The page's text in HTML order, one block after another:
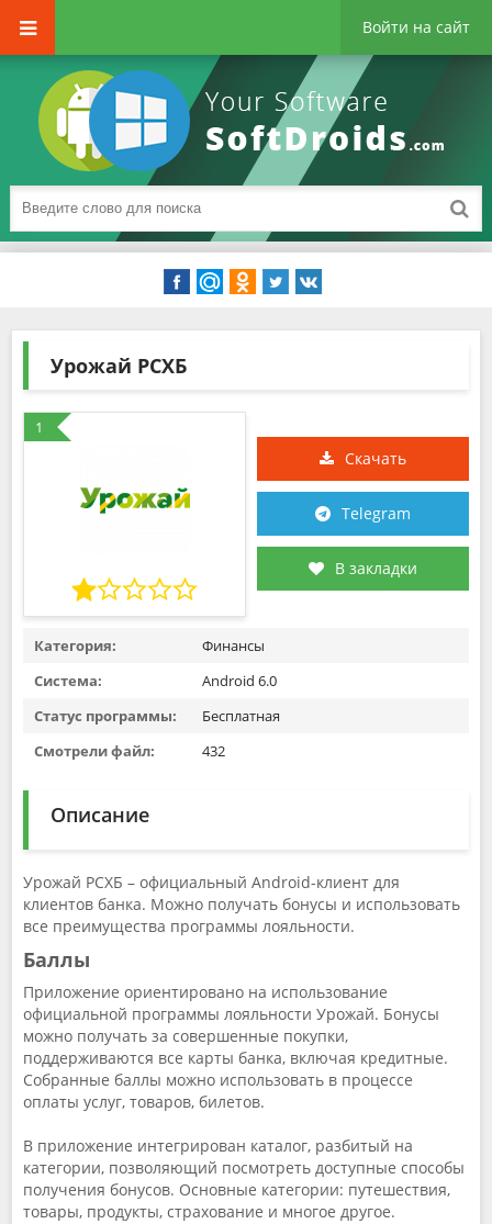
Войти на сайт
Урожай РСХБ
1
Скачать
Telegram
В закладки
Категория:
Финансы
Система:
Android 6.0
Статус программы:
Бесплатная
Смотрели файл:
432
Описание
Урожай РСХБ – официальный Android-клиент для
клиентов банка. Можно получать бонусы и использовать
все преимущества программы лояльности.
Баллы
Приложение ориентировано на использование
официальной программы лояльности Урожай. Бонусы
можно получать за совершенные покупки,
поддерживаются все карты банка, включая кредитные.
Собранные баллы можно использовать в процессе
оплаты услуг, товаров, билетов.
В приложение интегрирован каталог, разбитый на
категории, позволяющий посмотреть доступные способы
получения бонусов. Основные категории: путешествия,
товары, продукты, страхование и многое другое.